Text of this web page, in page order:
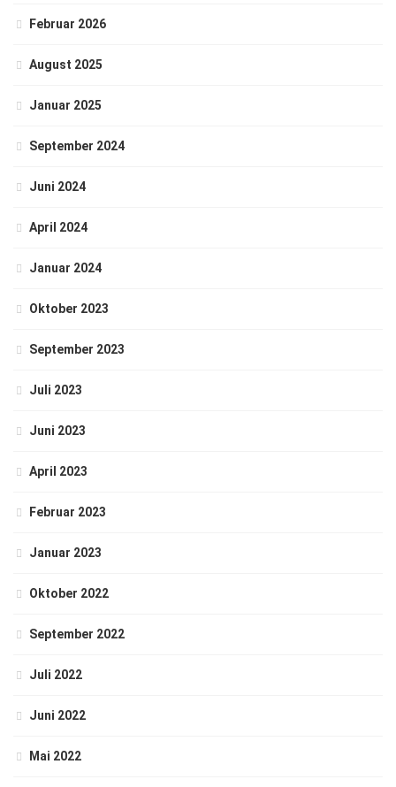
Februar 2026
August 2025
Januar 2025
September 2024
Juni 2024
April 2024
Januar 2024
Oktober 2023
September 2023
Juli 2023
Juni 2023
April 2023
Februar 2023
Januar 2023
Oktober 2022
September 2022
Juli 2022
Juni 2022
Mai 2022